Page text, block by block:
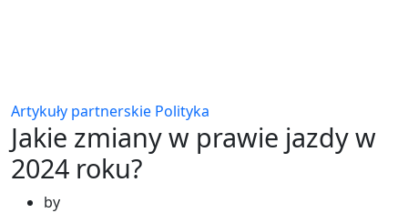
Artykuły partnerskie Polityka
Jakie zmiany w prawie jazdy w
2024 roku?
by